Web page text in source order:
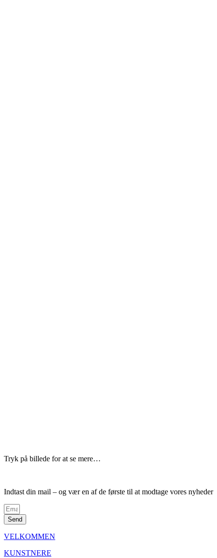
Tryk på billede for at se mere…
Indtast din mail – og vær en af de første til at modtage vores nyheder
Send
VELKOMMEN
KUNSTNERE